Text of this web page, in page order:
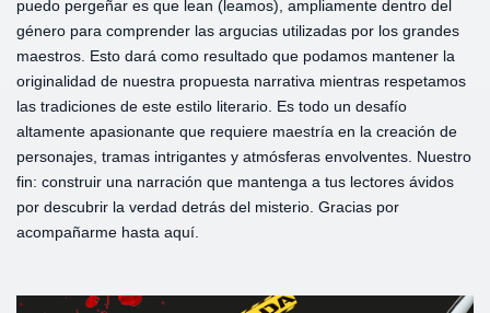
puedo pergeñar es que lean (leamos), ampliamente dentro del
género para comprender las argucias utilizadas por los grandes
maestros. Esto dará como resultado que podamos mantener la
originalidad de nuestra propuesta narrativa mientras respetamos
las tradiciones de este estilo literario. Es todo un desafío
altamente apasionante que requiere maestría en la creación de
personajes, tramas intrigantes y atmósferas envolventes. Nuestro
fin: construir una narración que mantenga a tus lectores ávidos
por descubrir la verdad detrás del misterio. Gracias por
acompañarme hasta aquí.